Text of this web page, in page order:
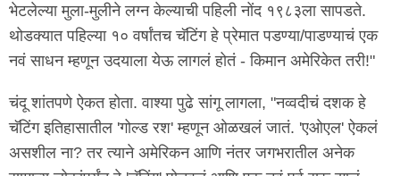
भेटलेल्या मुला-मुलीने लग्न केल्याची पहिली नोंद १९८३ला सापडते.
थोडक्यात पहिल्या १० वर्षांतच चॅटिंग हे प्रेमात पडण्या/पाडण्याचं एक
नवं साधन म्हणून उदयाला येऊ लागलं होतं - किमान अमेरिकेत तरी!"
चंदू शांतपणे ऐकत होता. वाश्या पुढे सांगू लागला, "नव्वदीचं दशक हे
चॅटिंग इतिहासातील 'गोल्ड रश' म्हणून ओळखलं जातं. 'एओएल' ऐकलं
असशील ना? तर त्याने अमेरिकन आणि नंतर जगभरातील अनेक